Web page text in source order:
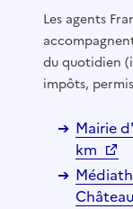
Les agents
du quotidien
impôts,
Mairie
km